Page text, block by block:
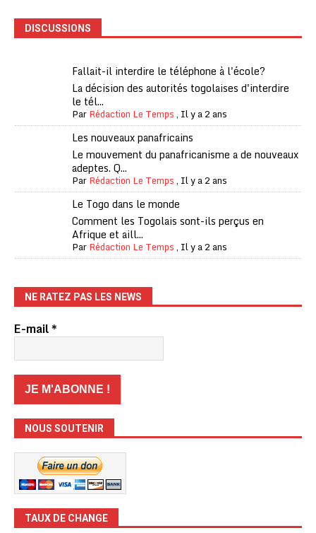
DISCUSSIONS
Fallait-il interdire le téléphone à l'école?
La décision des autorités togolaises d'interdire
le tél...
ParRédaction Le Temps, Il y a 2 ans
Les nouveaux panafricains
Le mouvement du panafricanisme a de nouveaux
adeptes. Q...
ParRédaction Le Temps, Il y a 2 ans
Le Togo dans le monde
Comment les Togolais sont-ils perçus en
Afrique et aill...
ParRédaction Le Temps, Il y a 2 ans
NE RATEZ PAS LES NEWS
E-mail*
NOUS SOUTENIR
TAUX DE CHANGE